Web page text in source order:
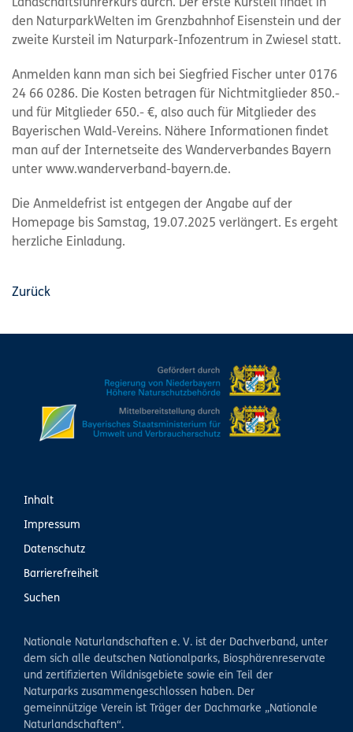
Landschaftsführerkurs durch. Der erste Kursteil findet in
den NaturparkWelten im Grenzbahnhof Eisenstein und der
zweite Kursteil im Naturpark-Infozentrum in Zwiesel statt.
Anmelden kann man sich bei Siegfried Fischer unter 0176
24 66 0286. Die Kosten betragen für Nichtmitglieder 850.-
und für Mitglieder 650.- €, also auch für Mitglieder des
Bayerischen Wald-Vereins. Nähere Informationen findet
man auf der Internetseite des Wanderverbandes Bayern
unter www.wanderverband-bayern.de.
Die Anmeldefrist ist entgegen der Angabe auf der
Homepage bis Samstag, 19.07.2025 verlängert. Es ergeht
herzliche Einladung.
Zurück
Inhalt
Impressum
Datenschutz
Barrierefreiheit
Suchen
Nationale Naturlandschaften e. V. ist der Dachverband, unter
dem sich alle deutschen Nationalparks, Biosphärenreservate
und zertifizierten Wildnisgebiete sowie ein Teil der
Naturparks zusammengeschlossen haben. Der
gemeinnützige Verein ist Träger der Dachmarke „Nationale
Naturlandschaften“.